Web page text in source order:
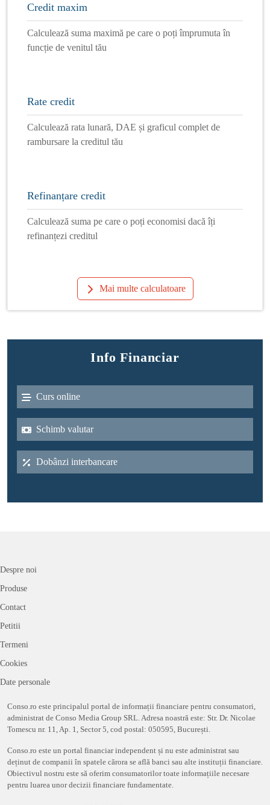
Credit maxim
Calculează suma maximă pe care o poți împrumuta în
funcție de venitul tău
Rate credit
Calculează rata lunară, DAE și graficul complet de
rambursare la creditul tău
Refinanțare credit
Calculează suma pe care o poți economisi dacă îți
refinanțezi creditul
Mai multe calculatoare
Info Financiar
Curs online
Schimb valutar
Dobânzi interbancare
Despre noi
Produse
Contact
Petitii
Termeni
Cookies
Date personale
Conso.ro este principalul portal de informații financiare pentru consumatori,
administrat de Conso Media Group SRL. Adresa noastră este: Str. Dr. Nicolae
Tomescu nr. 11, Ap. 1, Sector 5, cod postal: 050595, București.
Conso.ro este un portal financiar independent și nu este administrat sau
deținut de companii în spatele cărora se află banci sau alte instituții financiare.
Obiectivul nostru este să oferim consumatorilor toate informațiile necesare
pentru luarea unor decizii financiare fundamentate.